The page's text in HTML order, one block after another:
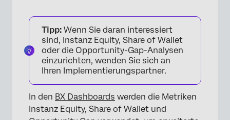
Tipp: Wenn Sie daran interessiert
sind, Instanz Equity, Share of Wallet
oder die Opportunity-Gap-Analysen
einzurichten, wenden Sie sich an
Ihren Implementierungspartner.
In den BX Dashboards werden die Metriken
Instanz Equity, Share of Wallet und